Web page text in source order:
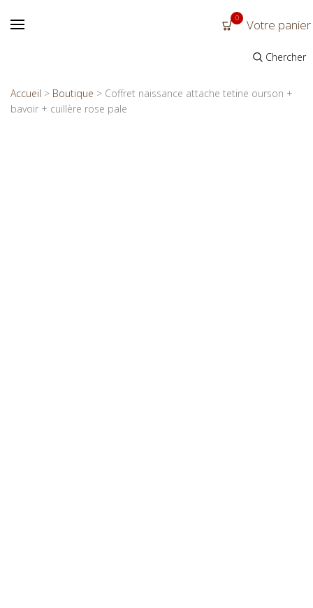
0 Votre panier
Chercher
Accueil > Boutique > Coffret naissance attache tetine ourson +
bavoir + cuillère rose pale